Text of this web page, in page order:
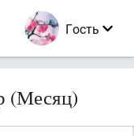
Гость
(Месяц)